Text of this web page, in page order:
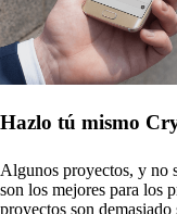
Hazlo tú mismo
Algunos proyectos, y no
son los mejores para los
proyectos son